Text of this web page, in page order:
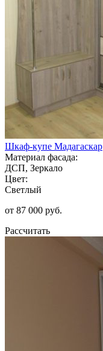
Шкаф-купе Мадагаскар
Материал фасада:
ДСП, Зеркало
Цвет:
Светлый
от 87 000 руб.
Рассчитать